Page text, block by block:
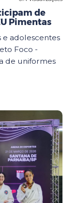
de
Pimentas
e adolescentes
Foco -
de uniformes